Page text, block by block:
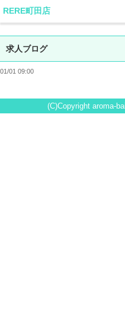
RERE町田店
求人ブログ
01/01 09:00
(C)Copyright aroma-